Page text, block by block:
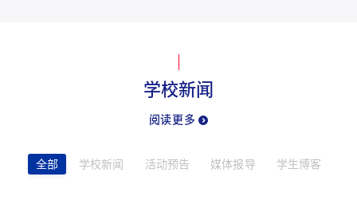
学校新闻
阅读更多
全部 学校新闻 活动预告 媒体报导 学生博客